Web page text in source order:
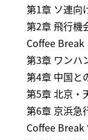
第1章 ソ連向
第2章 飛行機
Coffee Break
第3章 ワンハ
第4章 中国と
第5章 北京・
第6章 京浜急
Coffee Break